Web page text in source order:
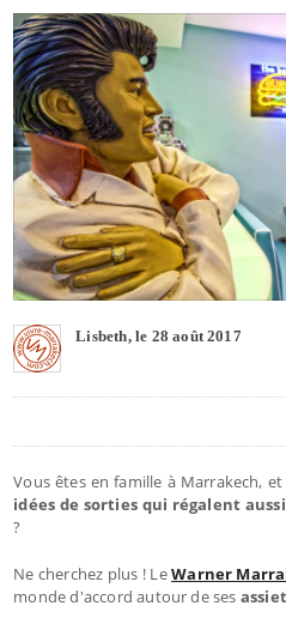
Lisbeth, le 28 août 2017
Vous êtes en famille à Marrakech,
idées de sorties qui régalent
?
Ne cherchez plus ! LeWarner
monde d'accord autour de ses